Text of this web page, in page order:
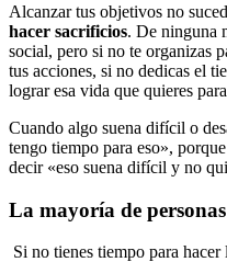
Alcanzar tus objetivos no
hacer sacrificios. De ninguna
social, pero si no te organizas
tus acciones, si no dedicas el
lograr esa vida que quieres
Cuando algo suena difícil o
tengo tiempo para eso»,
decir «eso suena difícil y no
La mayoría de
Si no tienes tiempo para hacer